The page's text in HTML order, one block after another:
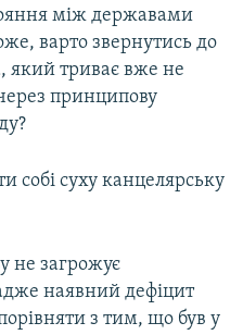
між державами
варто звернутись до
який триває вже не
принципову
собі суху канцелярську
не загрожує
наявний дефіцит
з тим, що був у